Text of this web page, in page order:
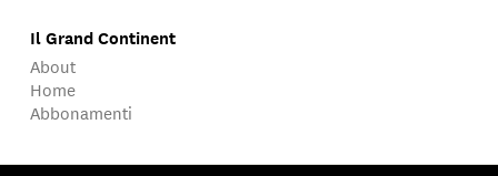
Il Grand Continent
About
Home
Abbonamenti